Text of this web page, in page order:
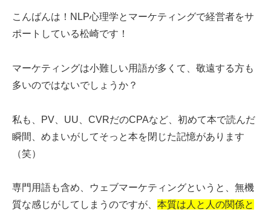
こんばんは！NLP心理学とマーケティングで経営者をサ
ポートしている松崎です！
マーケティングは小難しい用語が多くて、敬遠する方も
多いのではないでしょうか？
私も、PV、UU、CVRだのCPAなど、初めて本で読んだ
瞬間、めまいがしてそっと本を閉じた記憶があります
（笑）
専門用語も含め、ウェブマーケティングというと、無機
質な感じがしてしまうのですが、 本質は人と人の関係と